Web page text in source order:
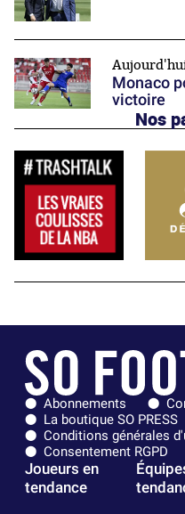
Monaco
victoire
Nos
Abonnements
La boutique SO PRESS
Conditions générales
Consentement RGPD
Joueurs en
tendance